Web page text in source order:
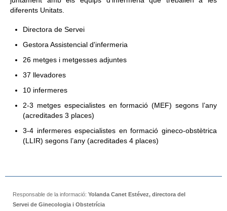
diferents Unitats.
Directora de Servei
Gestora Assistencial d'infermeria
26 metges i metgesses adjuntes
37 llevadores
10 infermeres
2-3 metges especialistes en formació (MEF) segons l’any
(acreditades 3 places)
3-4 infermeres especialistes en formació gineco-obstètrica
(LLIR) segons l’any (acreditades 4 places)
Responsable de la informació: Yolanda Canet Estévez, directora del
Servei de Ginecologia i Obstetrícia